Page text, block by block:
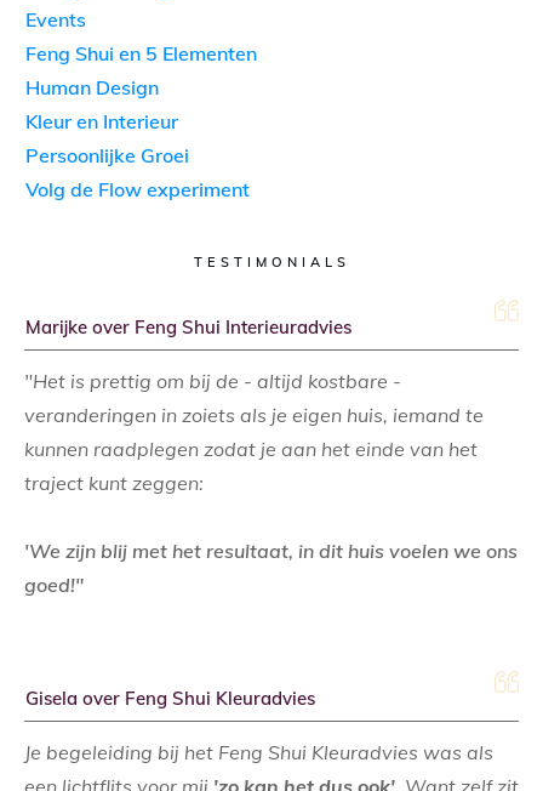
Events
Feng Shui en 5 Elementen
Human Design
Kleur en Interieur
Persoonlijke Groei
Volg de Flow experiment
TESTIMONIALS
Marijke over Feng Shui Interieuradvies
"Het is prettig om bij de - altijd kostbare -
veranderingen in zoiets als je eigen huis, iemand te
kunnen raadplegen zodat je aan het einde van het
traject kunt zeggen:
'We zijn blij met het resultaat, in dit huis voelen we ons
goed!"
Gisela over Feng Shui Kleuradvies
Je begeleiding bij het Feng Shui Kleuradvies was als